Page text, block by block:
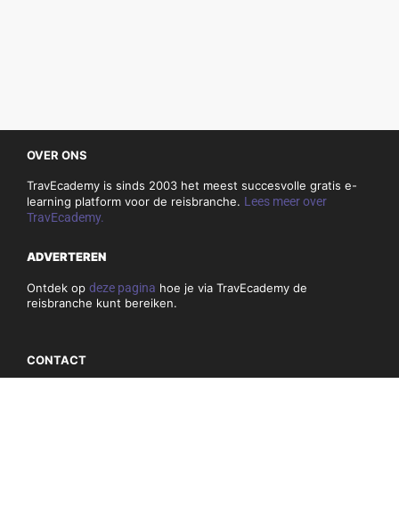
OVER ONS
TravEcademy is sinds 2003 het meest succesvolle gratis e-
learning platform voor de reisbranche. Lees meer over
TravEcademy.
ADVERTEREN
Ontdek op deze pagina hoe je via TravEcademy de
reisbranche kunt bereiken.
CONTACT